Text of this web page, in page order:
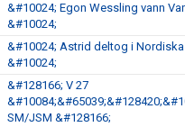
&#10024; Egon Wessling vann
&#10024;
&#10024; Astrid deltog i
&#10024;
&#128166; V 27
SM/JSM &#128166;